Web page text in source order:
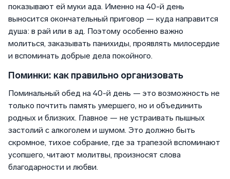
показывают ей муки ада. Именно на 40-й день
выносится окончательный приговор — куда направится
душа: в рай или в ад. Поэтому особенно важно
молиться, заказывать панихиды, проявлять милосердие
и вспоминать добрые дела покойного.
Поминки: как правильно организовать
Поминальный обед на 40-й день — это возможность не
только почтить память умершего, но и объединить
родных и близких. Главное — не устраивать пышных
застолий с алкоголем и шумом. Это должно быть
скромное, тихое собрание, где за трапезой вспоминают
усопшего, читают молитвы, произносят слова
благодарности и любви.